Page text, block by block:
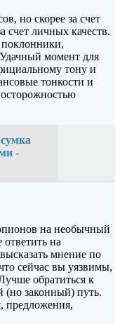
но скорее за счет
счет личных качеств.
момент для
тону и
тонкости и
-
на необычный
на
мнение по
сейчас вы уязвимы,
обратиться к
(но законный) путь.
предложения,